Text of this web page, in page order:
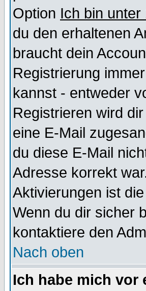
Option Ich bin
du den erhaltenen
braucht dein
Registrierung
kannst - entweder
Registrieren wird
eine E-Mail
du diese E-Mail
Adresse korrekt
Aktivierungen ist
Wenn du dir sicher
kontaktiere den
Nach oben
Ich habe mich vor